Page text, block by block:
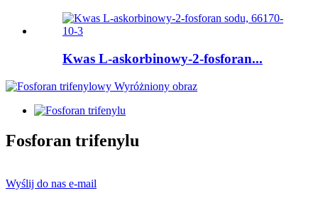
Kwas L-askorbinowy-2-fosforan...
Fosforan trifenylu
Wyślij do nas e-mail